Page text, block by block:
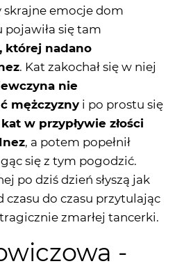
skrajne emocje dom
pojawiła się tam
której nadano
. Kat zakochał się w niej
nie
mężczyzny i po prostu się
kat w przypływie złości
, a potem popełnił
się z tym pogodzić.
po dziś dzień słyszą jak
czasu do czasu przytulając
zmarłej tancerki.
-